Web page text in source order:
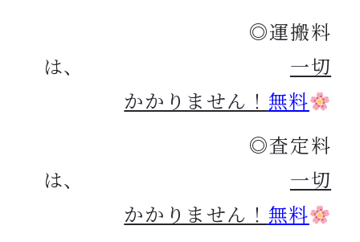
◎運搬料
は、 一切
かかりません！ 無料
◎査定料
は、 一切
かかりません！ 無料